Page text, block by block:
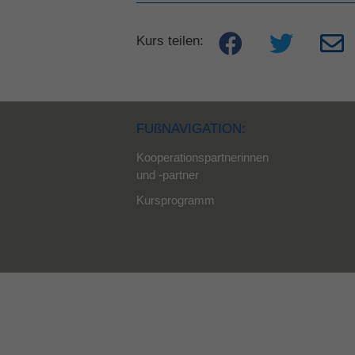
Kurs teilen:
FUßNAVIGATION:
Kooperationspartnerinnen
und -partner
Kursprogramm